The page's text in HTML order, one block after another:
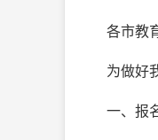
各市教育
为做好我
一、报